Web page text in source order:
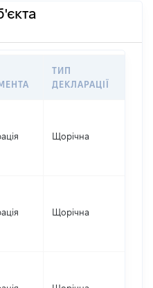
ТИП
ДЕКЛАРАЦІЇ
Щорічна
Щорічна